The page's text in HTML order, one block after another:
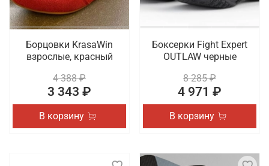
Борцовки KrasaWin
взрослые, красный
4 388 ₽
3 343 ₽
В корзину
Боксерки Fight Expert
OUTLAW черные
8 285 ₽
4 971 ₽
В корзину